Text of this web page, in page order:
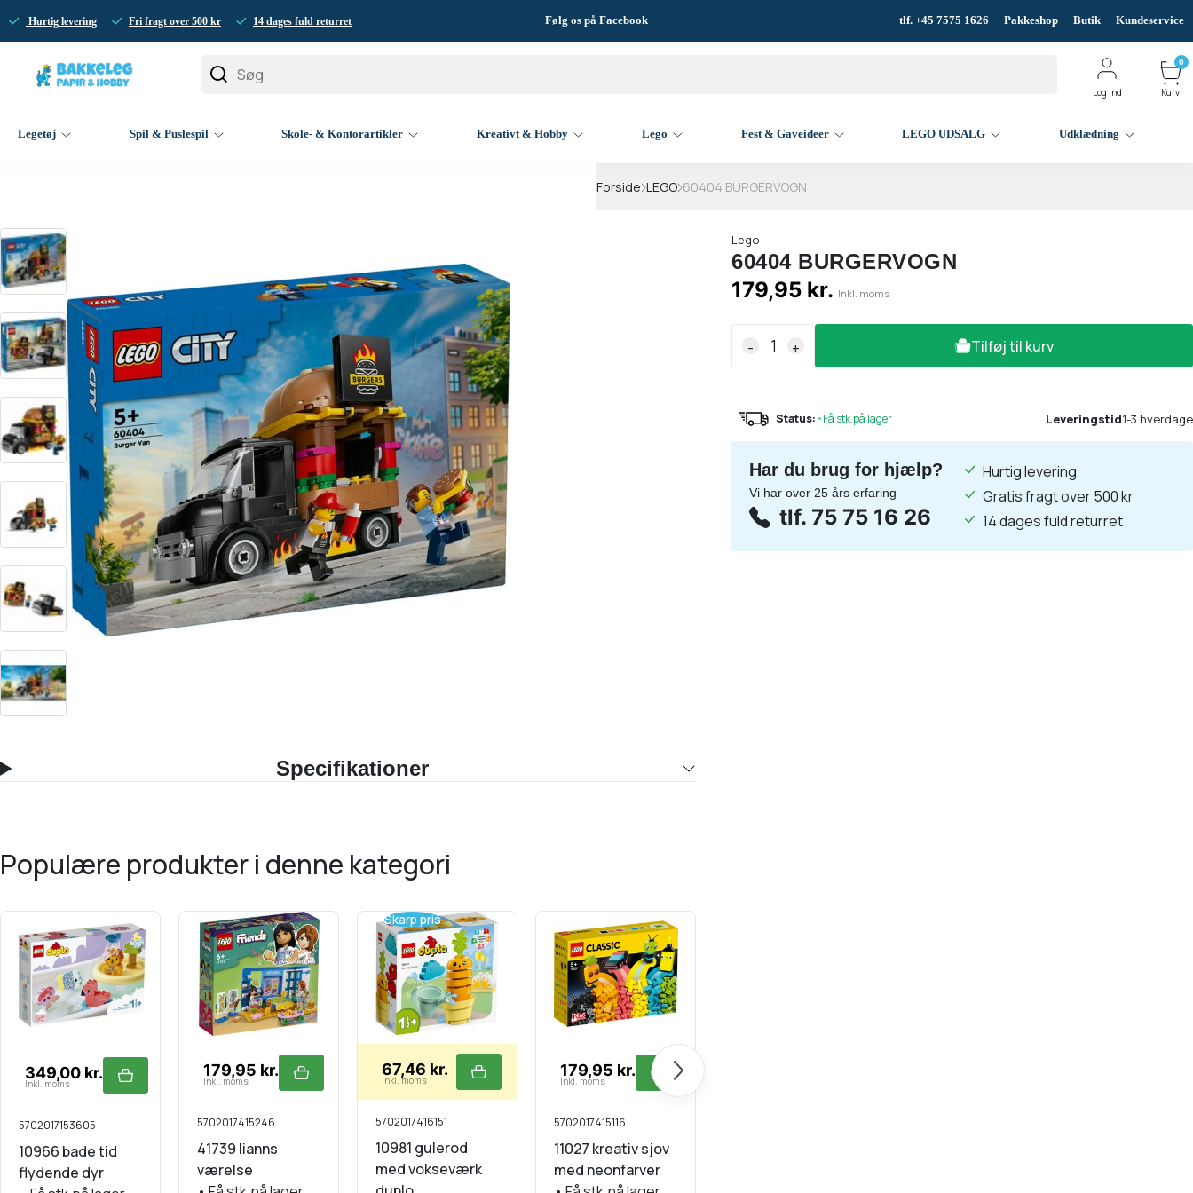
Hurtig levering Fri fragt over 500 kr 14 dages fuld returret Følg os på Facebook tlf. +45 7575 1626 Pakkeshop Butik Kundeservice
Log ind
0
Kurv
Legetøj Spil & Puslespil Skole- & Kontorartikler Kreativt & Hobby Lego Fest & Gaveideer LEGO UDSALG Udklædning
Forside LEGO 60404 BURGERVOGN
Specifikationer
populære produkter i denne kategori
Næste
349,00 kr.
Inkl. moms
5702017153605
10966 bade tid
flydende dyr
179,95 kr.
Inkl. moms
5702017415246
41739 lianns
værelse
Skarp pris
67,46 kr.
Inkl. moms
5702017416151
10981 gulerod
med vokseværk
179,95 kr.
Inkl. moms
5702017415116
11027 kreativ sjov
med neonfarver
Lego
60404 BURGERVOGN
179,95 kr. Inkl. moms
- + Tilføj til kurv
Status: •Få stk.på lager Leveringstid1-3 hverdage
Har du brug for hjælp?
Vi har over 25 års erfaring
tlf. 75 75 16 26
Hurtig levering
Gratis fragt over 500 kr
14 dages fuld returret